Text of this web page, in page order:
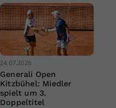
24.07.2026
Generali Open
Kitzbühel: Miedler
spielt um 3.
Doppeltitel